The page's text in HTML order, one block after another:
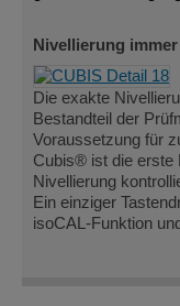
Nivellierung
Die exakte
Bestandteil der
Voraussetzung für
Cubis® ist die erste
Nivellierung
Ein einziger
isoCAL-Funktion